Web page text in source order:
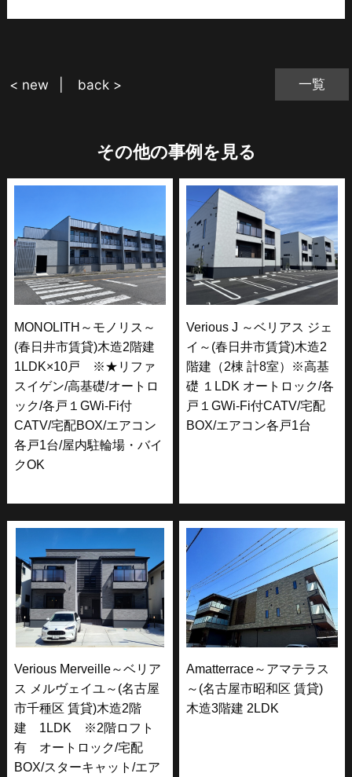
一覧
< new back >
その他の事例を見る
MONOLITH～モノリス～
(春日井市賃貸)木造2階建
1LDK×10戸 ※★リファ
スイゲン/高基礎/オートロ
ック/各戸１GWi-Fi付
CATV/宅配BOX/エアコン
各戸1台/屋内駐輪場・バイ
クOK
Verious J ～ベリアス ジェ
イ～(春日井市賃貸)木造2
階建（2棟 計8室）※高基
礎 １LDK オートロック/各
戸１GWi-Fi付CATV/宅配
BOX/エアコン各戸1台
Verious Merveille～ベリア
ス メルヴェイユ～(名古屋
市千種区 賃貸)木造2階
建 1LDK ※2階ロフト
有 オートロック/宅配
BOX/スターキャット/エア
Amatterrace～アマテラス
～(名古屋市昭和区 賃貸)
木造3階建 2LDK